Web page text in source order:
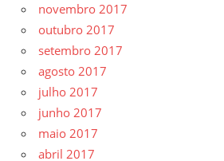
novembro 2017
outubro 2017
setembro 2017
agosto 2017
julho 2017
junho 2017
maio 2017
abril 2017